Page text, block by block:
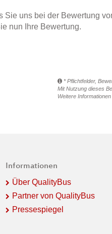
Sie uns bei der Bewertung
nun Ihre Bewertung.
* Pflichtfelder,
Mit Nutzung dieses
Weitere
Informationen
Über QualityBus
Partner von QualityBus
Pressespiegel